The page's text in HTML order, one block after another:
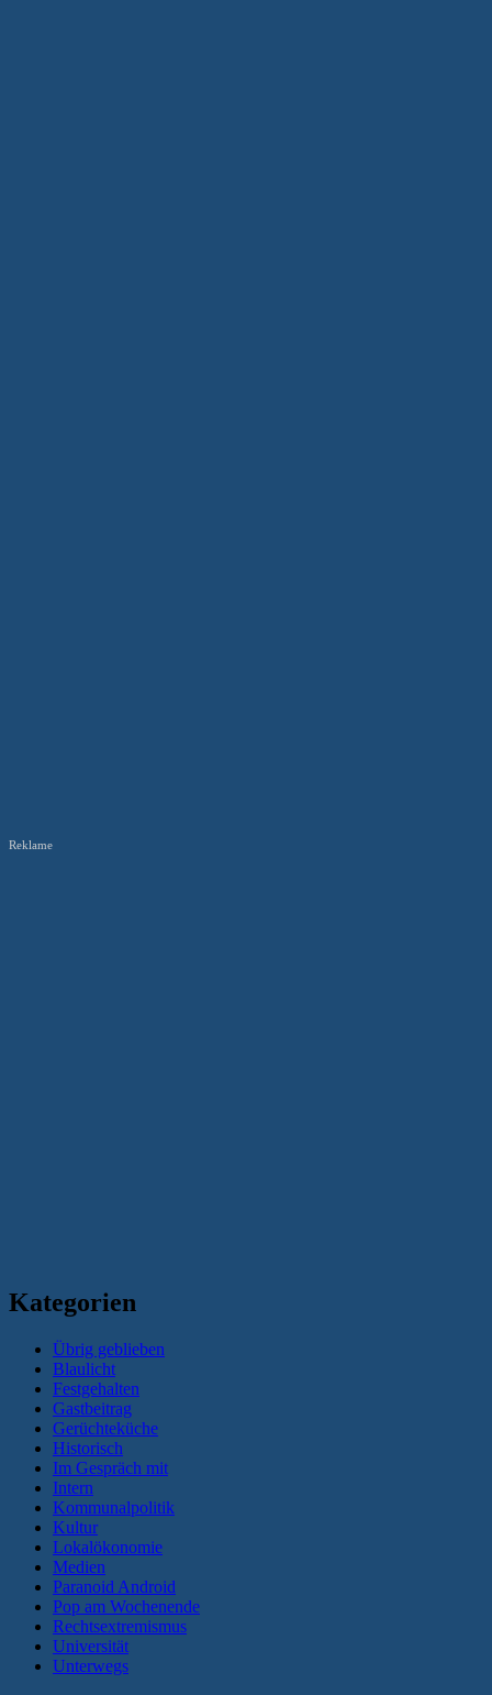
Reklame
Kategorien
Übrig geblieben
Blaulicht
Festgehalten
Gastbeitrag
Gerüchteküche
Historisch
Im Gespräch mit
Intern
Kommunalpolitik
Kultur
Lokalökonomie
Medien
Paranoid Android
Pop am Wochenende
Rechtsextremismus
Universität
Unterwegs